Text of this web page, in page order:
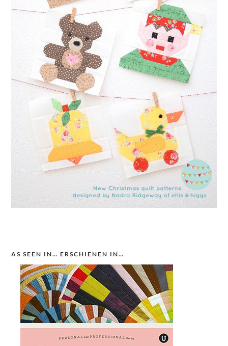
AS SEEN IN… ERSCHIENEN IN…